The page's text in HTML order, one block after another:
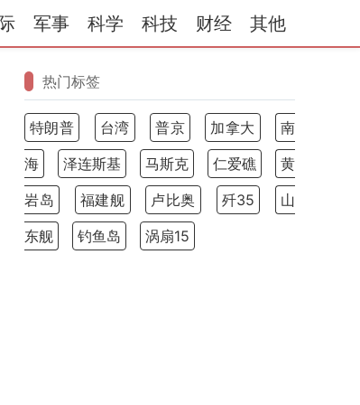
军事 科学 科技 财经 其他
热门标签
特朗普 台湾 普京 加拿大
南
海
泽连斯基 马斯克 仁爱礁
黄
岩岛
福建舰 卢比奥 歼35
山
东舰
钓鱼岛 涡扇15